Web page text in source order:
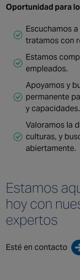
Oportunidad para
Escuchamos
tratamos con
Estamos
empleados.
Apoyamos y
permanente
y capacidades.
Valoramos la
culturas, y
abiertamente.
Estamos
hoy con
expertos
Esté en contacto